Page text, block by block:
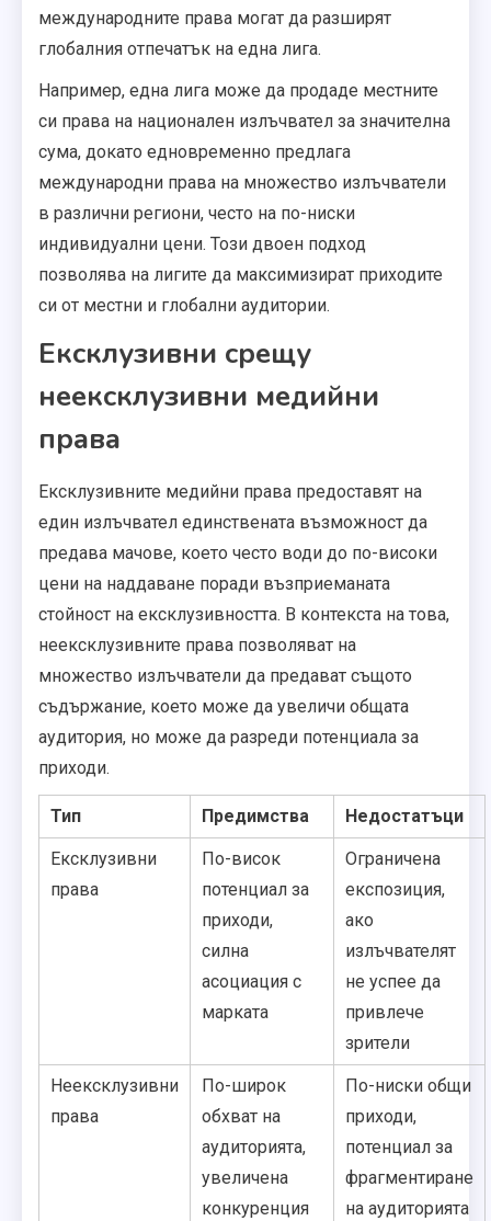
международните права могат да разширят
глобалния отпечатък на една лига.
Например, една лига може да продаде местните
си права на национален излъчвател за значителна
сума, докато едновременно предлага
международни права на множество излъчватели
в различни региони, често на по-ниски
индивидуални цени. Този двоен подход
позволява на лигите да максимизират приходите
си от местни и глобални аудитории.
Ексклузивни срещу
неексклузивни медийни
права
Ексклузивните медийни права предоставят на
един излъчвател единствената възможност да
предава мачове, което често води до по-високи
цени на наддаване поради възприеманата
стойност на ексклузивността. В контекста на това,
неексклузивните права позволяват на
множество излъчватели да предават същото
съдържание, което може да увеличи общата
аудитория, но може да разреди потенциала за
приходи.
Тип Предимства Недостатъци
Ексклузивни
права
По-висок
потенциал за
приходи,
силна
асоциация с
марката
Ограничена
експозиция,
ако
излъчвателят
не успее да
привлече
зрители
Неексклузивни
права
По-широк
обхват на
аудиторията,
увеличена
конкуренция
По-ниски общи
приходи,
потенциал за
фрагментиране
на аудиторията